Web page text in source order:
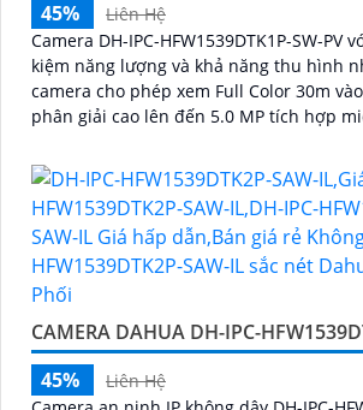
45%
Liên Hệ
Camera DH-IPC-HFW1539DTK1P-SW-PV
kiệm năng lượng và khả năng thu hình
camera cho phép xem Full Color 30m
phân giải cao lên đến 5.0 MP tích hợp
CAMERA DAHUA DH-IPC-
45%
Liên Hệ